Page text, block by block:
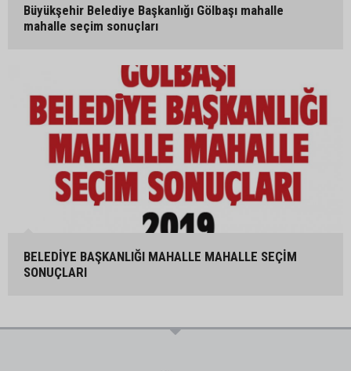
Büyükşehir Belediye Başkanlığı Gölbaşı mahalle
mahalle seçim sonuçları
BELEDİYE BAŞKANLIĞI MAHALLE MAHALLE SEÇİM
SONUÇLARI